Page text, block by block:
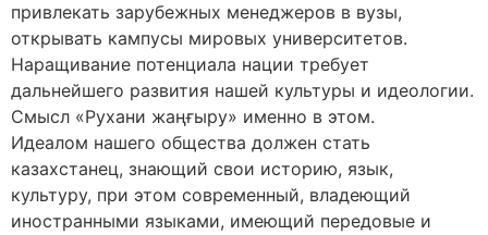
привлекать зарубежных менеджеров в вузы,
открывать кампусы мировых университетов.
Наращивание потенциала нации требует
дальнейшего развития нашей культуры и идеологии.
Смысл «Рухани жаңғыру» именно в этом.
Идеалом нашего общества должен стать
казахстанец, знающий свои историю, язык,
культуру, при этом современный, владеющий
иностранными языками, имеющий передовые и